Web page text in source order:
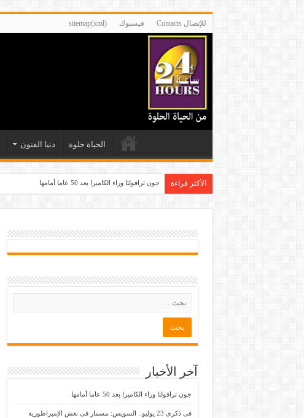
للإتصال Contacts فيسبوك sitemap(xml)
الحياة حلوة دنيا الفنون
الأكثر قراءة جون ترافولتا وراء الكاميرا بعد 50 عاما أمامها
آخر الأخبار
جون ترافولتا وراء الكاميرا بعد 50 عاما أمامها
فى ذكرى 23 يوليو.. السويس: مسمار فى نعش الإمبراطورية